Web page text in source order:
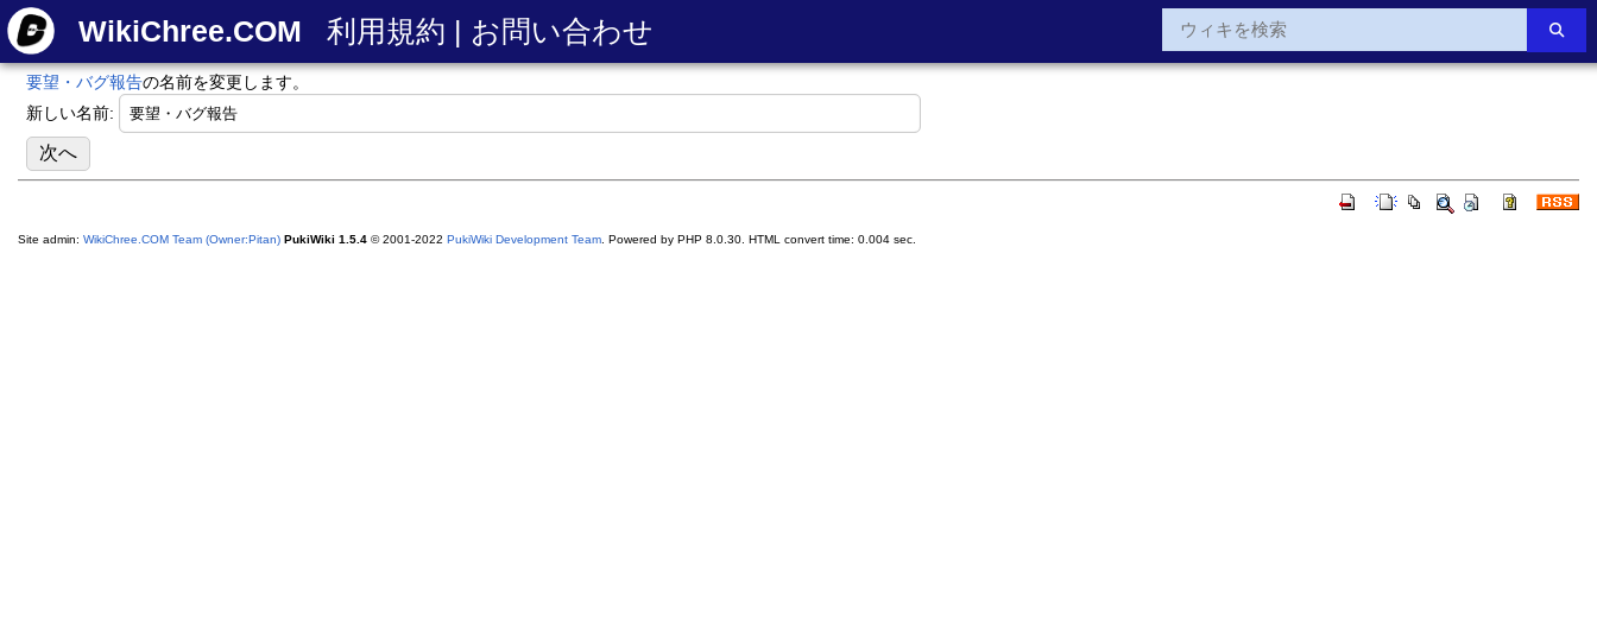
WikiChree.COM 利用規約 | お問い合わせ
要望・バグ報告の名前を変更します。
新しい名前:
Site admin: WikiChree.COM Team (Owner:Pitan) PukiWiki 1.5.4 © 2001-2022 PukiWiki Development Team. Powered by PHP 8.0.30. HTML convert time: 0.004 sec.